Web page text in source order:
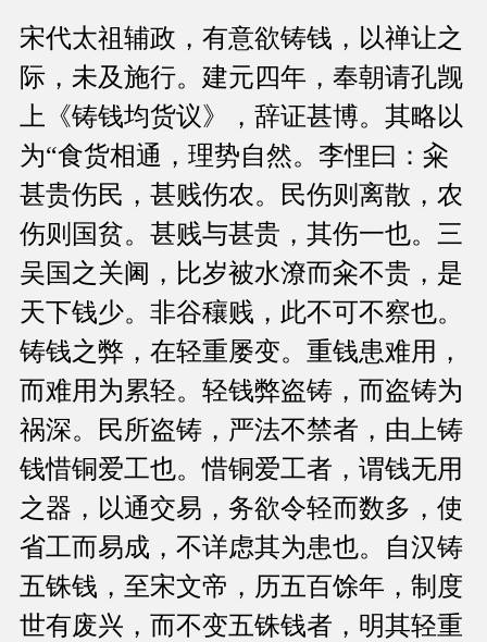
宋代太祖辅政，有意欲铸钱，以禅让之
际，未及施行。建元四年，奉朝请孔觊
上《铸钱均货议》，辞证甚博。其略以
为“食货相通，理势自然。李悝曰：籴
甚贵伤民，甚贱伤农。民伤则离散，农
伤则国贫。甚贱与甚贵，其伤一也。三
吴国之关阃，比岁被水潦而籴不贵，是
天下钱少。非谷穰贱，此不可不察也。
铸钱之弊，在轻重屡变。重钱患难用，
而难用为累轻。轻钱弊盗铸，而盗铸为
祸深。民所盗铸，严法不禁者，由上铸
钱惜铜爱工也。惜铜爱工者，谓钱无用
之器，以通交易，务欲令轻而数多，使
省工而易成，不详虑其为患也。自汉铸
五铢钱，至宋文帝，历五百馀年，制度
世有废兴，而不变五铢钱者，明其轻重